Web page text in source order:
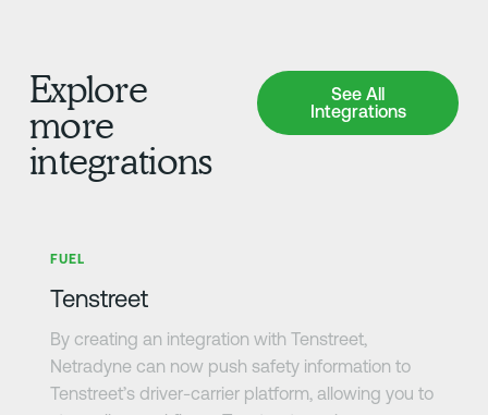
Explore
more
integrations
See All
Integrations
See All Integrations
FUEL
Tenstreet
By creating an integration with Tenstreet,
Netradyne can now push safety information to
Tenstreet’s driver-carrier platform, allowing you to